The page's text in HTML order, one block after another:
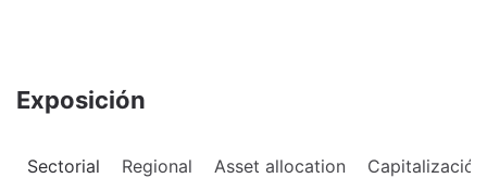
Exposición
Sectorial Regional Asset allocation Capitalización